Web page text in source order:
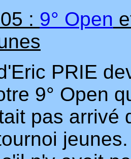
: 9° Open
PRIE
9° Open
pas arrivé